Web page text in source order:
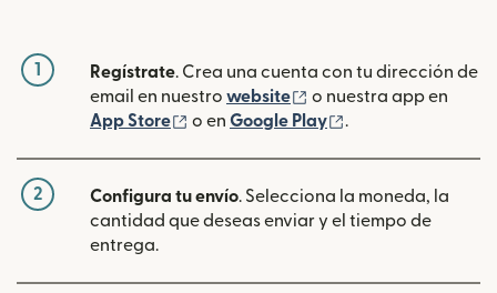
1 Regístrate. Crea una cuenta con tu dirección de
email en nuestro website (se abre en una
o nuestra app en
App Store
(se abre en una ventana nueva)
o en Google Play .
2 Configura tu envío. Selecciona la moneda, la
cantidad que deseas enviar y el tiempo de
entrega.